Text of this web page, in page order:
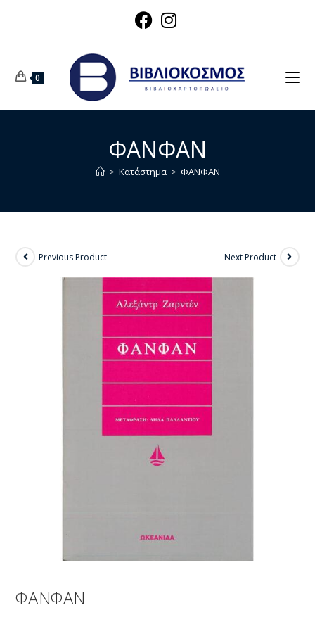
0
ΦΑΝΦΑΝ
> Κατάστημα > ΦΑΝΦΑΝ
Previous Product Next Product
ΦΑΝΦΑΝ